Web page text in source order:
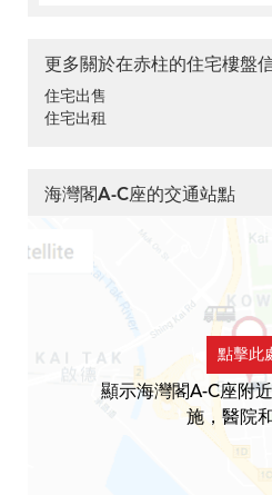
更多關於在赤柱的住宅樓盤
住宅出售
住宅出租
海灣閣A-C座的交通站點
點擊此
顯示海灣閣A-C座附
施，醫院